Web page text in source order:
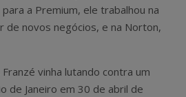
a Premium, ele trabalhou na
de novos negócios, e na Norton,
vinha lutando contra um
de Janeiro em 30 de abril de